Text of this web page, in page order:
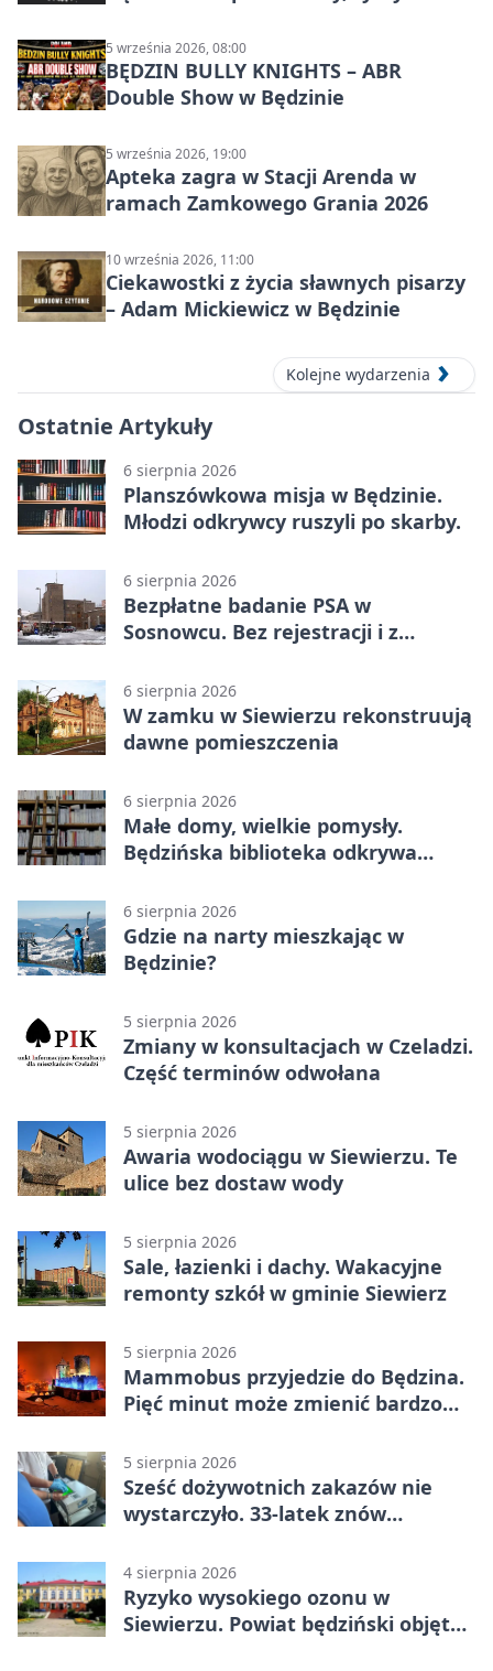
5 września 2026, 08:00
BĘDZIN BULLY KNIGHTS – ABR
Double Show w Będzinie
5 września 2026, 19:00
Apteka zagra w Stacji Arenda w
ramach Zamkowego Grania 2026
10 września 2026, 11:00
Ciekawostki z życia sławnych pisarzy
– Adam Mickiewicz w Będzinie
Kolejne wydarzenia
Ostatnie Artykuły
6 sierpnia 2026
Planszówkowa misja w Będzinie.
Młodzi odkrywcy ruszyli po skarby.
6 sierpnia 2026
Bezpłatne badanie PSA w
Sosnowcu. Bez rejestracji i z
6 sierpnia 2026
W zamku w Siewierzu rekonstruują
dawne pomieszczenia
6 sierpnia 2026
Małe domy, wielkie pomysły.
Będzińska biblioteka odkrywa
6 sierpnia 2026
Gdzie na narty mieszkając w
Będzinie?
5 sierpnia 2026
Zmiany w konsultacjach w Czeladzi.
Część terminów odwołana
5 sierpnia 2026
Awaria wodociągu w Siewierzu. Te
ulice bez dostaw wody
5 sierpnia 2026
Sale, łazienki i dachy. Wakacyjne
remonty szkół w gminie Siewierz
5 sierpnia 2026
Mammobus przyjedzie do Będzina.
Pięć minut może zmienić bardzo
5 sierpnia 2026
Sześć dożywotnich zakazów nie
wystarczyło. 33-latek znów
4 sierpnia 2026
Ryzyko wysokiego ozonu w
Siewierzu. Powiat będziński objęty